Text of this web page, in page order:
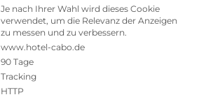
Je nach Ihrer Wahl wird dieses Cookie
verwendet, um die Relevanz der Anzeigen
zu messen und zu verbessern.
www.hotel-cabo.de
90 Tage
Tracking
HTTP